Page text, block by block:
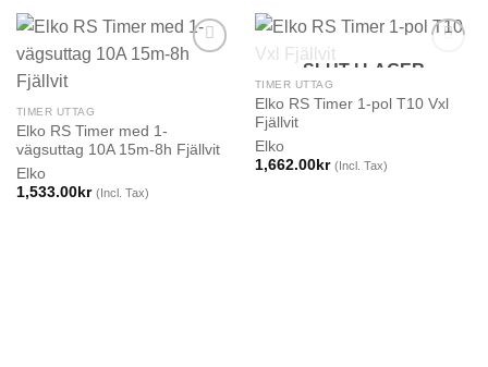
TIMER UTTAG
Elko RS Timer med 1-
vägsuttag 10A 15m-8h Fjällvit
Elko
1,533.00kr (Incl. Tax)
SLUT I LAGER
TIMER UTTAG
Elko RS Timer 1-pol T10 Vxl
Fjällvit
Elko
1,662.00kr (Incl. Tax)